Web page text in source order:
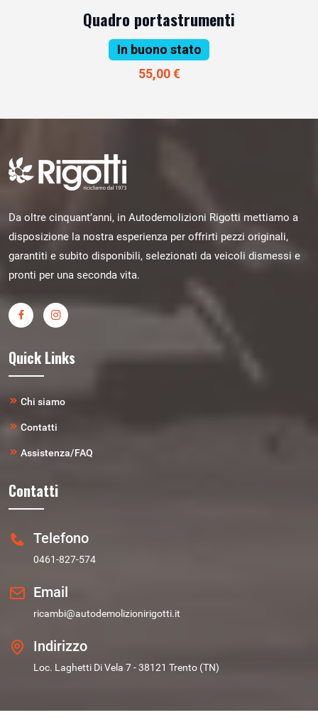
Quadro portastrumenti
In buono stato
55,00 €
Da oltre cinquant’anni, in Autodemolizioni Rigotti mettiamo a
disposizione la nostra esperienza per offrirti pezzi originali,
garantiti e subito disponibili, selezionati da veicoli dismessi e
pronti per una seconda vita.
Quick Links
Chi siamo
Contatti
Assistenza/FAQ
Contatti
Telefono
0461-827-574
Email
ricambi@autodemolizionirigotti.it
Indirizzo
Loc. Laghetti Di Vela 7 - 38121 Trento (TN)